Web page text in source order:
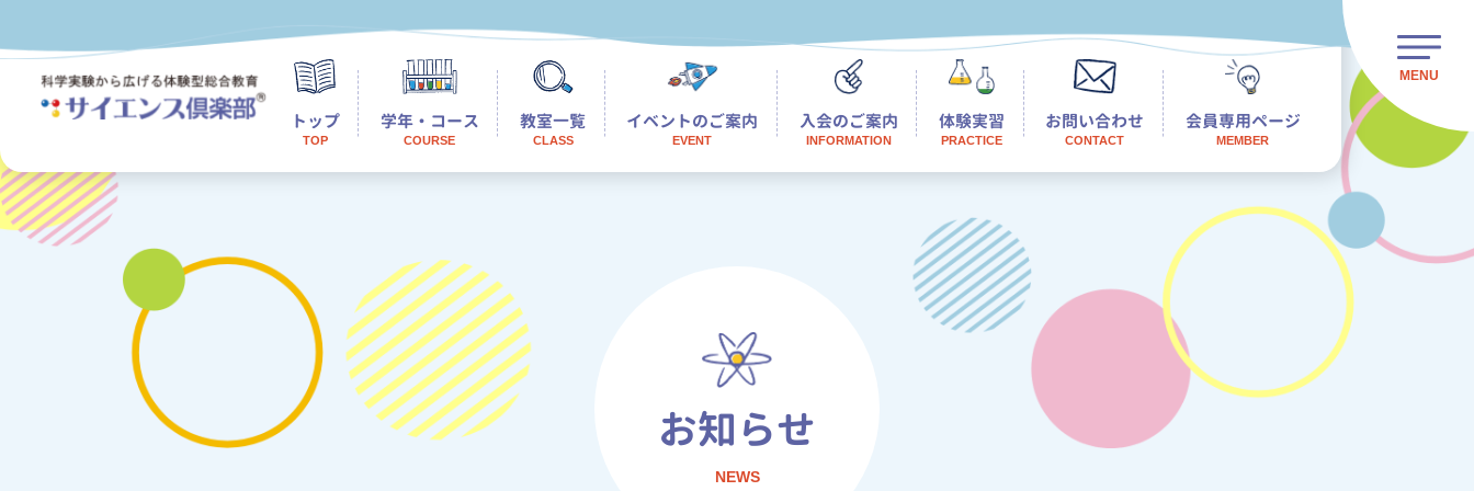
トップ
TOP
学年・コース
COURSE
小学1～3年生
小学4～6年生
中学生
理科実験教育プログラム
教室一覧
CLASS
自由が丘教室
板橋教室
つつじヶ丘教室
町田教室
国立教室
イベントのご案内
EVENT
入会のご案内
INFORMATION
体験実習
PRACTICE
お問い合わせ
CONTACT
会員専用ページ
MEMBER
お知らせ
NEWS